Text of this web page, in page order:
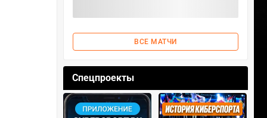
ВСЕ МАТЧИ
Спецпроекты